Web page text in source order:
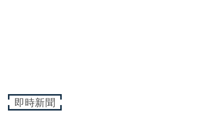
即時新聞